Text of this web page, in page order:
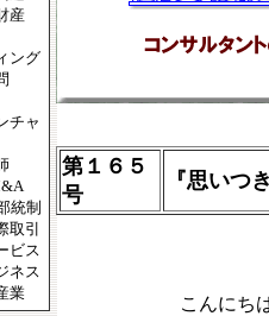
産
ング
チャ
統制
取引
ビス
ネス
業
第１６５
号
『思いつ
こんにち